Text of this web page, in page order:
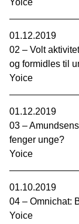
01.12.2019
02 – Volt
og formidles til
Yoice
01.12.2019
03 –
fenger unge?
Yoice
01.10.2019
04 – Omnichat:
Yoice